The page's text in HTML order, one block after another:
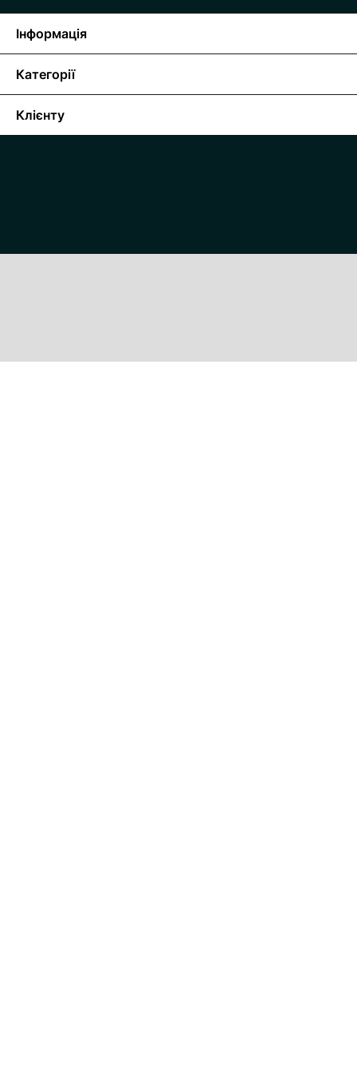
Інформація
Категорії
Клієнту